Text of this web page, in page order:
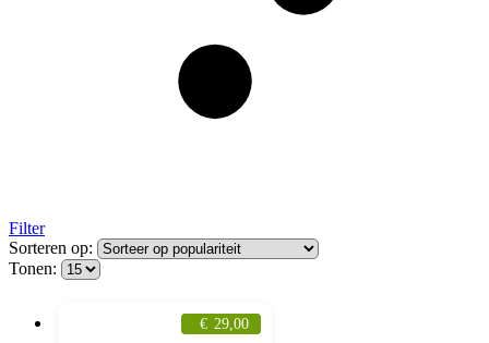
Filter
Sorteren op:
Tonen:
€ 29,00